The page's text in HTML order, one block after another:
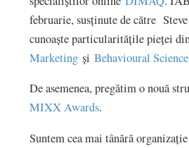
februarie, susținute de către
cunoaște particularitățile pieței
Marketing și Behavioural Science
De asemenea, pregătim o nouă
MIXX Awards.
Suntem cea mai tânără